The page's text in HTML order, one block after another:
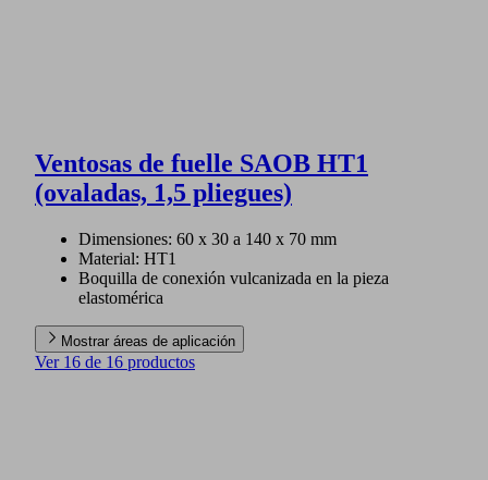
Ventosas de fuelle SAOB HT1
(ovaladas, 1,5 pliegues)
Dimensiones: 60 x 30 a 140 x 70 mm
Material: HT1
Boquilla de conexión vulcanizada en la pieza
elastomérica
Mostrar áreas de aplicación
Ver 16 de 16 productos